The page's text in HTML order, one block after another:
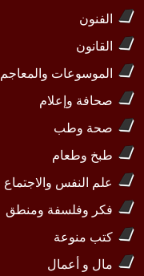
الفنون
القانون
الموسوعات والمعاجم
صحافة وإعلام
صحة وطب
طبخ وطعام
علم النفس والاجتماع
فكر وفلسفة ومنطق
كتب منوعة
مال و أعمال